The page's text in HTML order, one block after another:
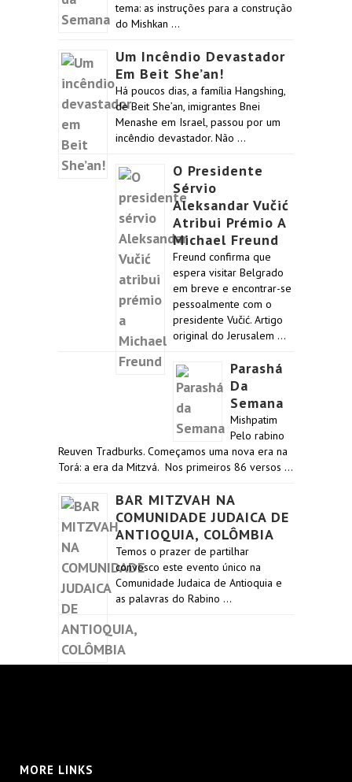
tema: as instruções para a construção
do Mishkan …
Um Incêndio Devastador
Em Beit She’an!
Há poucos dias, a família Hangshing,
de Beit She’an, imigrantes Bnei
Menashe em Israel, passou por um
incêndio devastador. Não …
O Presidente
Sérvio
Aleksandar Vučić
Atribui Prémio A
Michael Freund
Freund confirma que
espera visitar Belgrado
em breve e encontrar-se
pessoalmente com o
presidente Vučić. Artigo
original do Jerusalem …
Parashá
Da
Semana
Mishpatim
Pelo rabino
Reuven Tradburks. Começamos uma nova era na
Torá: a era da Mitzvá. Nos primeiros 86 versos …
BAR MITZVAH NA
COMUNIDADE JUDAICA DE
ANTIOQUIA, COLÔMBIA
Temos o prazer de partilhar
convosco este evento único na
Comunidade Judaica de Antioquia e
as palavras do Rabino …
MORE LINKS